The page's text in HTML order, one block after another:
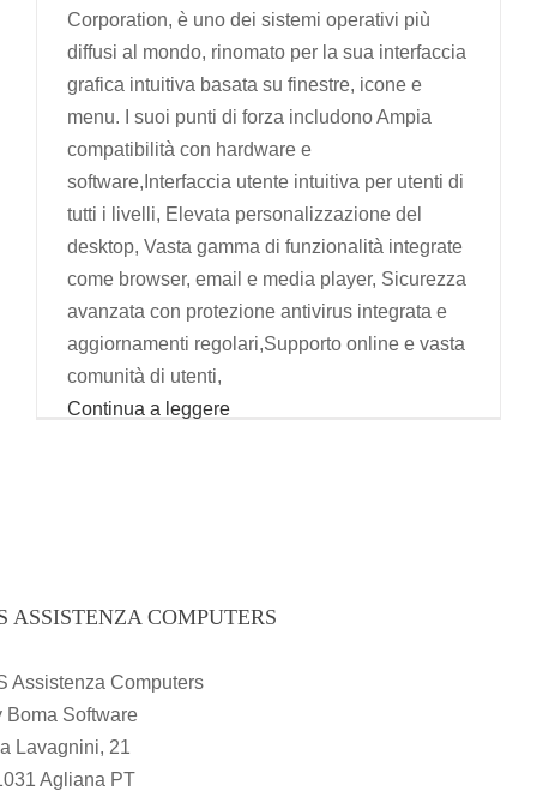
Corporation, è uno dei sistemi operativi più
diffusi al mondo, rinomato per la sua interfaccia
grafica intuitiva basata su finestre, icone e
menu. I suoi punti di forza includono Ampia
compatibilità con hardware e
software,Interfaccia utente intuitiva per utenti di
tutti i livelli, Elevata personalizzazione del
desktop, Vasta gamma di funzionalità integrate
come browser, email e media player, Sicurezza
avanzata con protezione antivirus integrata e
aggiornamenti regolari,Supporto online e vasta
comunità di utenti,
Continua a leggere
ASSISTENZA COMPUTERS
Assistenza Computers
Boma Software
Lavagnini, 21
Agliana PT